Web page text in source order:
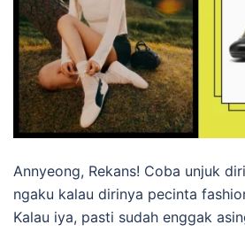
Annyeong, Rekans! Coba unjuk
ngaku kalau dirinya pecinta
Kalau iya, pasti sudah enggak